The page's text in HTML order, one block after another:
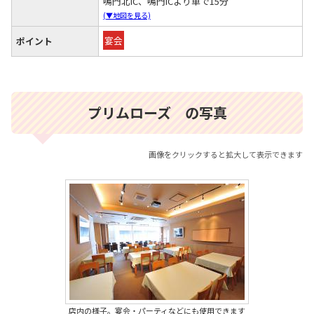
(▼地図を見る)
ポイント 宴会
プリムローズ の写真
画像をクリックすると拡大して表示できます
店内の様子。宴会・パーティなどにも使用できます